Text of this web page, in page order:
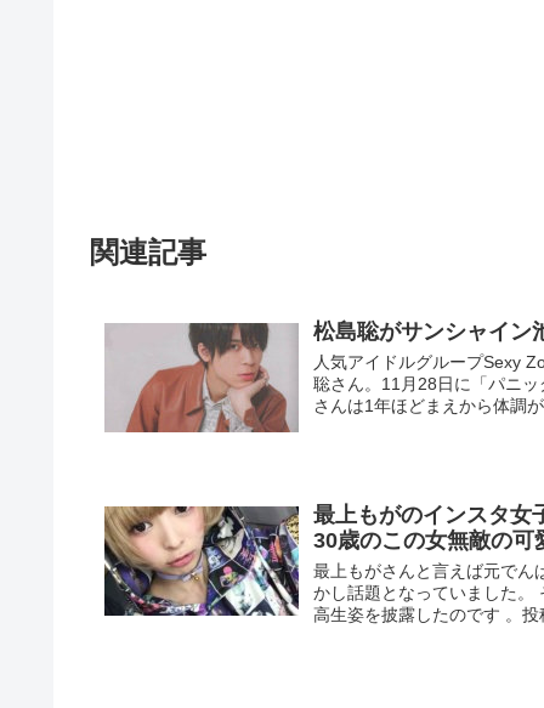
関連記事
松島聡がサンシャイン
人気アイドルグループSexy
聡さん。11月28日に「パニ
さんは1年ほどまえから体調
最上もがのインスタ女
30歳のこの女無敵の可
最上もがさんと言えば元でん
かし話題となっていました。
高生姿を披露したのです 。投